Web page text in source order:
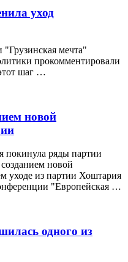
уход
мечта"
прокомментировали
шаг …
новой
покинула ряды партии
новой
уходе из партии Хоштария
"Европейская …
одного из